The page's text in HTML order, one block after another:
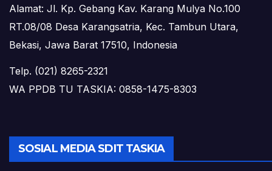
Alamat: Jl. Kp. Gebang Kav. Karang Mulya No.100
RT.08/08 Desa Karangsatria, Kec. Tambun Utara,
Bekasi, Jawa Barat 17510, Indonesia
Telp. (021) 8265-2321
WA PPDB TU TASKIA: 0858-1475-8303
SOSIAL MEDIA SDIT TASKIA